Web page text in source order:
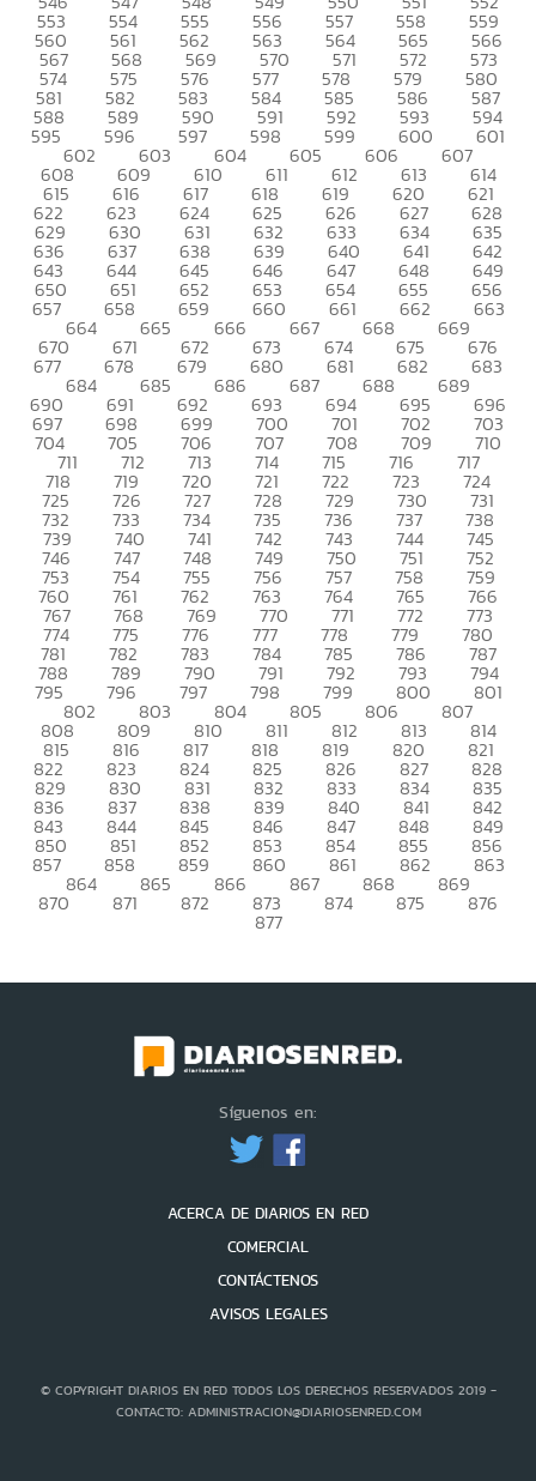
553 554 555 556 557 558 559
560 561 562 563 564 565 566
567 568 569 570 571 572 573
574 575 576 577 578 579 580
581 582 583 584 585 586 587
588 589 590 591 592 593 594
595 596 597 598 599 600 601
602 603 604 605 606 607
608 609 610 611 612 613 614
615 616 617 618 619 620 621
622 623 624 625 626 627 628
629 630 631 632 633 634 635
636 637 638 639 640 641 642
643 644 645 646 647 648 649
650 651 652 653 654 655 656
657 658 659 660 661 662 663
664 665 666 667 668 669
670 671 672 673 674 675 676
677 678 679 680 681 682 683
684 685 686 687 688 689
690 691 692 693 694 695 696
697 698 699 700 701 702 703
704 705 706 707 708 709 710
711 712 713 714 715 716 717
718 719 720 721 722 723 724
725 726 727 728 729 730 731
732 733 734 735 736 737 738
739 740 741 742 743 744 745
746 747 748 749 750 751 752
753 754 755 756 757 758 759
760 761 762 763 764 765 766
767 768 769 770 771 772 773
774 775 776 777 778 779 780
781 782 783 784 785 786 787
788 789 790 791 792 793 794
795 796 797 798 799 800 801
802 803 804 805 806 807
808 809 810 811 812 813 814
815 816 817 818 819 820 821
822 823 824 825 826 827 828
829 830 831 832 833 834 835
836 837 838 839 840 841 842
843 844 845 846 847 848 849
850 851 852 853 854 855 856
857 858 859 860 861 862 863
864 865 866 867 868 869
870 871 872 873 874 875 876
877
Síguenos en:
ACERCA DE DIARIOS EN RED
COMERCIAL
CONTÁCTENOS
AVISOS LEGALES
© COPYRIGHT DIARIOS EN RED TODOS LOS DERECHOS RESERVADOS 2019 -
CONTACTO: ADMINISTRACION@DIARIOSENRED.COM